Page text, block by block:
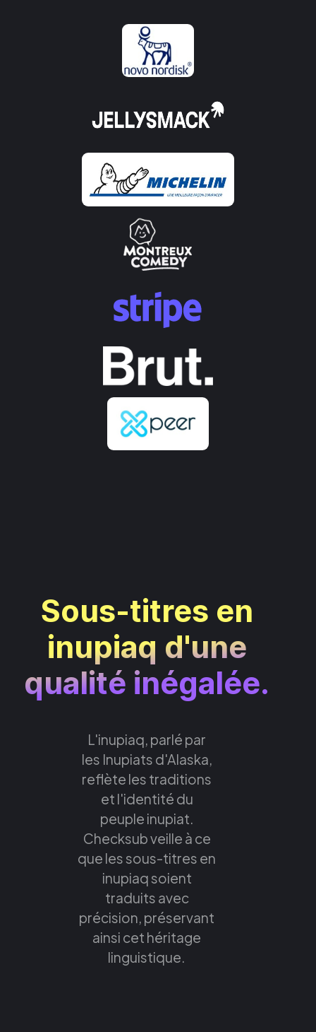
Sous-titres en
inupiaq d'une
qualité inégalée.
L'inupiaq, parlé par
les Inupiats d'Alaska,
reflète les traditions
et l'identité du
peuple inupiat.
Checksub veille à ce
que les sous-titres en
inupiaq soient
traduits avec
précision, préservant
ainsi cet héritage
linguistique.